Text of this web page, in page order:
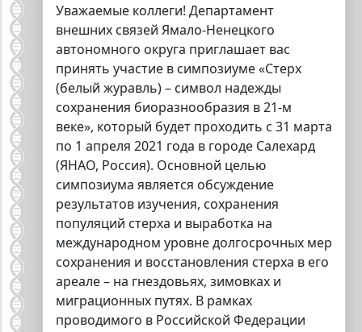
Уважаемые коллеги! Департамент
внешних связей Ямало-Ненецкого
автономного округа приглашает вас
принять участие в симпозиуме «Стерх
(белый журавль) – символ надежды
сохранения биоразнообразия в 21-м
веке», который будет проходить с 31 марта
по 1 апреля 2021 года в городе Салехард
(ЯНАО, Россия). Основной целью
симпозиума является обсуждение
результатов изучения, сохранения
популяций стерха и выработка на
международном уровне долгосрочных мер
сохранения и восстановления стерха в его
ареале – на гнездовьях, зимовках и
миграционных путях. В рамках
проводимого в Российской Федерации